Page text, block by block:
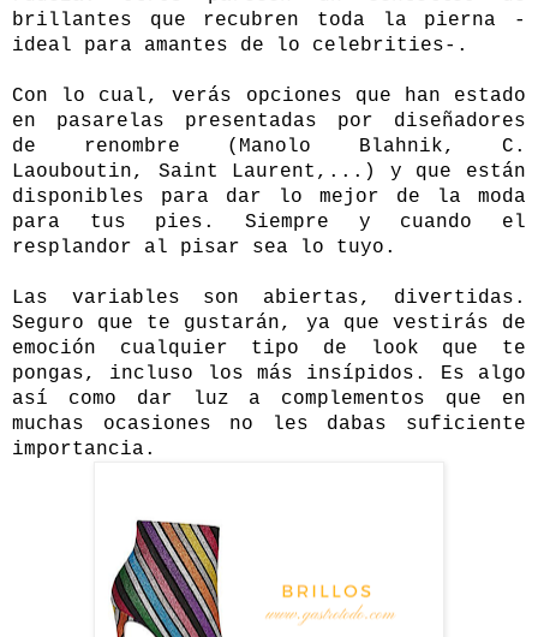
brillantes que recubren toda la pierna -
ideal para amantes de lo celebrities-.
Con lo cual, verás opciones que han estado
en pasarelas presentadas por diseñadores
de renombre (Manolo Blahnik, C.
Laouboutin, Saint Laurent,...) y que están
disponibles para dar lo mejor de la moda
para tus pies. Siempre y cuando el
resplandor al pisar sea lo tuyo.
Las variables son abiertas, divertidas.
Seguro que te gustarán, ya que vestirás de
emoción cualquier tipo de look que te
pongas, incluso los más insípidos. Es algo
así como dar luz a complementos que en
muchas ocasiones no les dabas suficiente
importancia.